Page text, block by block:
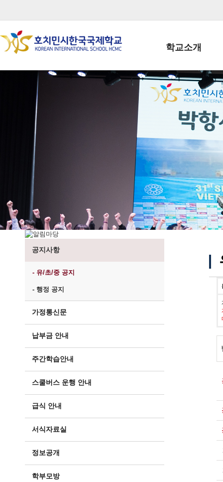
학교소개
학교장인사말
학생회장인사말
학교상징
학교 CI
교직원현황
학생현황
위치/전화
전경사진
공지사항
- 유/초/중 공지
- 행정 공지
가정통신문
납부금 안내
주간학습안내
스쿨버스 운행 안내
급식 안내
서식자료실
정보공개
학부모방